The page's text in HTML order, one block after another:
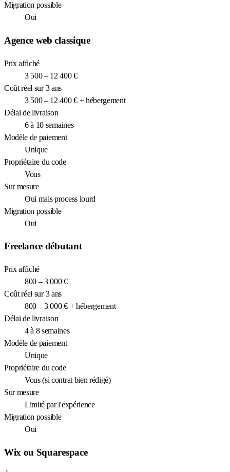
Migration possible
Oui
Agence web classique
Prix affiché
3 500 – 12 400 €
Coût réel sur 3 ans
3 500 – 12 400 € + hébergement
Délai de livraison
6 à 10 semaines
Modèle de paiement
Unique
Propriétaire du code
Vous
Sur mesure
Oui mais process lourd
Migration possible
Oui
Freelance débutant
Prix affiché
800 – 3 000 €
Coût réel sur 3 ans
800 – 3 000 € + hébergement
Délai de livraison
4 à 8 semaines
Modèle de paiement
Unique
Propriétaire du code
Vous (si contrat bien rédigé)
Sur mesure
Limité par l'expérience
Migration possible
Oui
Wix ou Squarespace